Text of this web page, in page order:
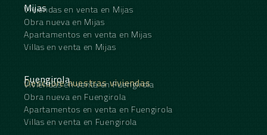
Mijas
Viviendas en venta en Mijas
Obra nueva en Mijas
Apartamentos en venta en Mijas
Villas en venta en Mijas
Descubre nuestras viviendas
Fuengirola
Viviendas en venta en Fuengirola
Obra nueva en Fuengirola
Apartamentos en venta en Fuengirola
Villas en venta en Fuengirola